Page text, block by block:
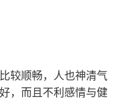
较顺畅，人也神清气
，而且不利感情与健